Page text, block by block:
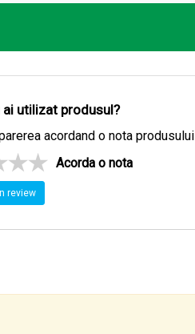
ai utilizat produsul?
acordand o nota produsului
Acorda o nota
review